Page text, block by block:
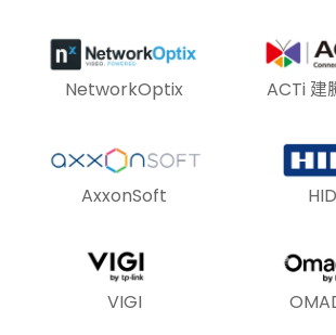
NetworkOptix ACTi 建
AxxonSoft HID
VIGI